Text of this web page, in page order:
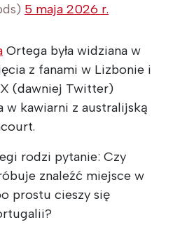
5 maja 2026 r.
Ortega była widziana w
z fanami w Lizbonie i
(dawniej Twitter)
w kawiarni z australijską
rodzi pytanie: Czy
znaleźć miejsce w
prostu cieszy się